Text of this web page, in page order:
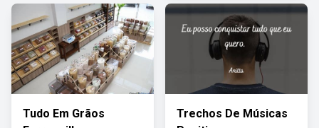
Tudo Em Grãos
Trechos De Músicas